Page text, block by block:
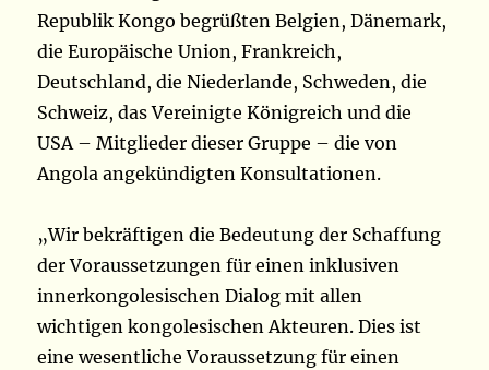
Republik Kongo begrüßten Belgien, Dänemark,
die Europäische Union, Frankreich,
Deutschland, die Niederlande, Schweden, die
Schweiz, das Vereinigte Königreich und die
USA – Mitglieder dieser Gruppe – die von
Angola angekündigten Konsultationen.
„Wir bekräftigen die Bedeutung der Schaffung
der Voraussetzungen für einen inklusiven
innerkongolesischen Dialog mit allen
wichtigen kongolesischen Akteuren. Dies ist
eine wesentliche Voraussetzung für einen